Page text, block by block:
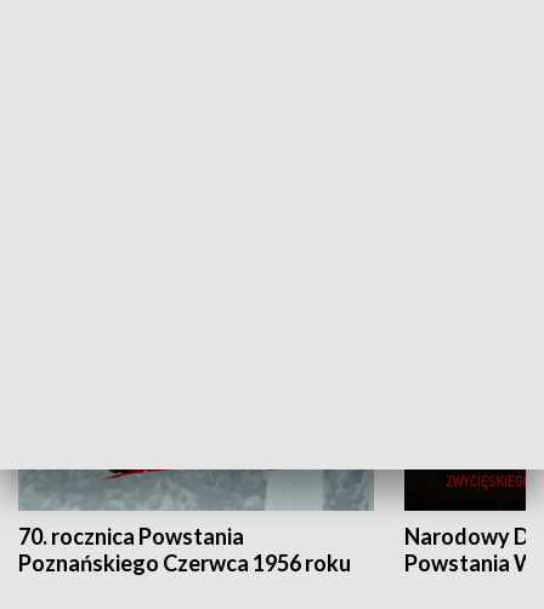
70. rocznica Powstania
Poznańskiego Czerwca 1956 roku
Narodowy
Powstania